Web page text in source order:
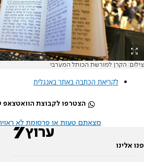
צילום: הקרן למורשת הכותל המערבי
לקריאת הכתבה באתר באנגלית
הצטרפו לקבוצת הוואטצאפ
מצאתם טעות או פרסומת לא
פנו אלינו